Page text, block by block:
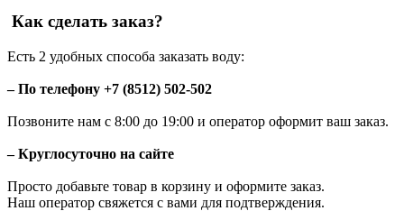
Как сделать заказ?
Есть 2 удобных способа заказать воду:
– По телефону +7 (8512) 502-502
Позвоните нам с 8:00 до 19:00 и оператор оформит ваш заказ.
– Круглосуточно на сайте
Просто добавьте товар в корзину и оформите заказ.
Наш оператор свяжется с вами для подтверждения.